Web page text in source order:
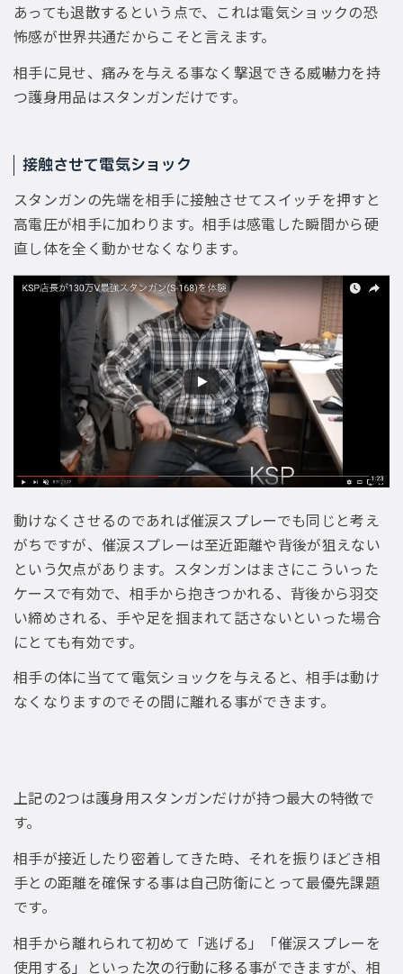
あっても退散するという点で、これは電気ショックの恐
怖感が世界共通だからこそと言えます。
相手に見せ、痛みを与える事なく撃退できる威嚇力を持
つ護身用品はスタンガンだけです。
接触させて電気ショック
スタンガンの先端を相手に接触させてスイッチを押すと
高電圧が相手に加わります。相手は感電した瞬間から硬
直し体を全く動かせなくなります。
動けなくさせるのであれば催涙スプレーでも同じと考え
がちですが、催涙スプレーは至近距離や背後が狙えない
という欠点があります。スタンガンはまさにこういった
ケースで有効で、相手から抱きつかれる、背後から羽交
い締めされる、手や足を掴まれて話さないといった場合
にとても有効です。
相手の体に当てて電気ショックを与えると、相手は動け
なくなりますのでその間に離れる事ができます。
上記の2つは護身用スタンガンだけが持つ最大の特徴で
す。
相手が接近したり密着してきた時、それを振りほどき相
手との距離を確保する事は自己防衛にとって最優先課題
です。
相手から離れられて初めて「逃げる」「催涙スプレーを
使用する」といった次の行動に移る事ができますが、相